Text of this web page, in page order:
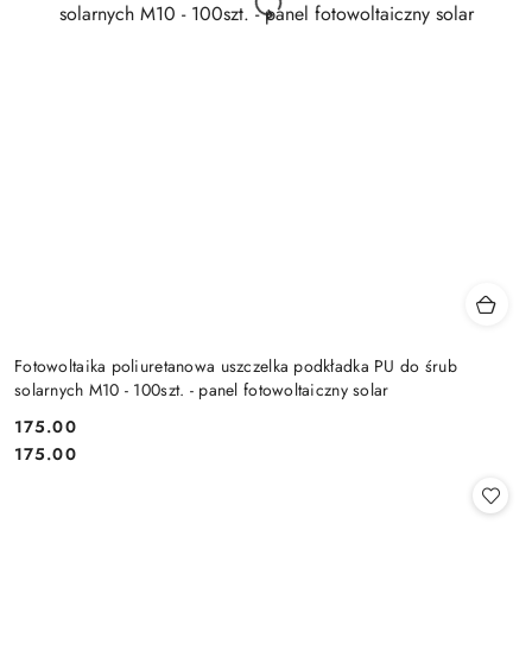
Fotowoltaika poliuretanowa uszczelka podkładka PU do śrub
solarnych M10 - 100szt. - panel fotowoltaiczny solar
Cena:
175.00
Cena:
175.00